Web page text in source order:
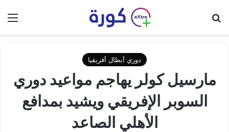
دوري أبطال أفريقيا
مارسيل كولر يهاجم مواعيد دوري
السوبر الإفريقي ويشيد بمدافع
الأهلي الصاعد